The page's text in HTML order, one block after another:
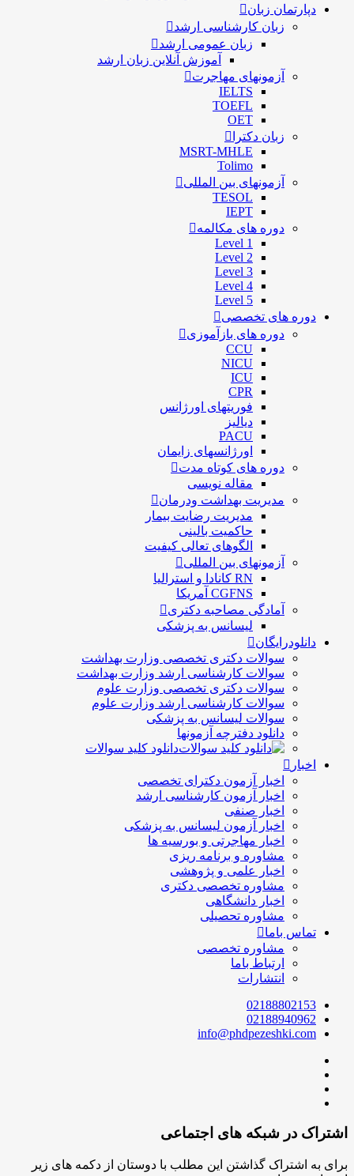
دپارتمان زبان
زبان کارشناسی ارشد
زبان عمومی ارشد
آموزش آنلاین زبان ارشد
آزمونهای مهاجرت
IELTS
TOEFL
OET
زبان دکترا
MSRT-MHLE
Tolimo
آزمونهای بین المللی
TESOL
IEPT
دوره های مکالمه
Level 1
Level 2
Level 3
Level 4
Level 5
دوره های تخصصی
دوره های بازآموزی
CCU
NICU
ICU
CPR
فوریتهای اورژانس
دیالیز
PACU
اورژانسهای زایمان
دوره های کوتاه مدت
مقاله نویسی
مدیریت بهداشت ودرمان
مديريت رضايت بيمار
حاكميت بالينی
الگوهای تعالی کيفيت
آزمونهای بین المللی
RN کانادا و استرالیا
CGFNS آمریکا
آمادگی مصاحبه دکتری
لیسانس به پزشکی
دانلودرایگان
سوالات دکتری تخصصی وزارت بهداشت
سوالات کارشناسی ارشد وزارت بهداشت
سوالات دکتری تخصصی وزارت علوم
سوالات کارشناسی ارشد وزارت علوم
سوالات لیسانس به پزشکی
دانلود دفترچه آزمونها
دانلود کلید سوالات
اخبار
اخبار آزمون دکترای تخصصی
اخبار آزمون کارشناسی ارشد
اخبار صنفی
اخبار آزمون لیسانس به پزشکی
اخبار مهاجرتی و بورسیه ها
مشاوره و برنامه ریزی
اخبار علمی و پژوهشی
مشاوره تخصصی دکتری
اخبار دانشگاهی
مشاوره تحصیلی
تماس باما
مشاوره تخصصی
ارتباط باما
انتشارات
02188802153
02188940962
info@phdpezeshki.com
اشتراک در شبکه های اجتماعی
برای به اشتراک گذاشتن این مطلب با دوستان از دکمه های زیر